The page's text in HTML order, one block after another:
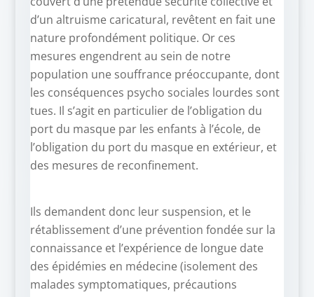
d’un altruisme caricatural, revêtent en fait une
nature profondément politique. Or ces
mesures engendrent au sein de notre
population une souffrance préoccupante, dont
les conséquences psycho sociales lourdes sont
tues. Il s’agit en particulier de l’obligation du
port du masque par les enfants à l’école, de
l’obligation du port du masque en extérieur, et
des mesures de reconfinement.
Ils demandent donc leur suspension, et le
rétablissement d’une prévention fondée sur la
connaissance et l’expérience de longue date
des épidémies en médecine (isolement des
malades symptomatiques, précautions